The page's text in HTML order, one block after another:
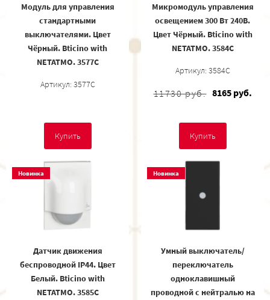
Модуль для управления
стандартными
выключателями. Цвет
Чёрный. Bticino with
NETATMO. 3577C
Артикул: 3577C
Купить
Микромодуль управления
освещением 300 Вт 240В.
Цвет Чёрный. Bticino with
NETATMO. 3584C
Артикул: 3584C
11730 руб. 8165 руб.
Купить
Новинка
Датчик движения
беспроводной IP44. Цвет
Белый. Bticino with
NETATMO. 3585C
Новинка
Умный выключатель/
переключатель
одноклавишный
проводной с нейтралью на